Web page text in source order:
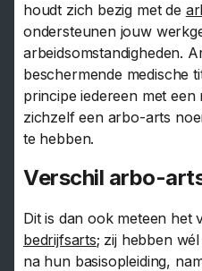
houdt zich bezig met de
ondersteunen jouw
arbeidsomstandigheden.
beschermende medische
principe iedereen met een
zichzelf een arbo-arts
te hebben.
Verschil arbo-
Dit is dan ook meteen het
bedrijfsarts; zij hebben
na hun basisopleiding,